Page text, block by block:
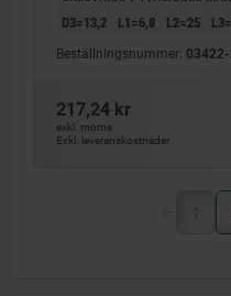
D3=13,2
L1=6,8 L2=25
Beställningsnummer:
217,24 kr
exkl. moms
Exkl. leveranskostnader
1